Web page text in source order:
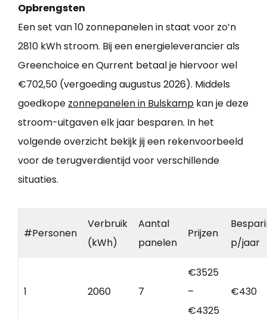
Opbrengsten
Een set van 10 zonnepanelen in staat voor zo’n
2810 kWh stroom. Bij een energieleverancier als
Greenchoice en Qurrent betaal je hiervoor wel
€702,50 (vergoeding augustus 2026). Middels
goedkope zonnepanelen in Bulskamp kan je deze
stroom-uitgaven elk jaar besparen. In het
volgende overzicht bekijk jij een rekenvoorbeeld
voor de terugverdientijd voor verschillende
situaties.
#Personen
Verbruik
(kWh)
Aantal
panelen
Prijzen
p/jaar
1 2060 7
€3525
–
€4325
€430